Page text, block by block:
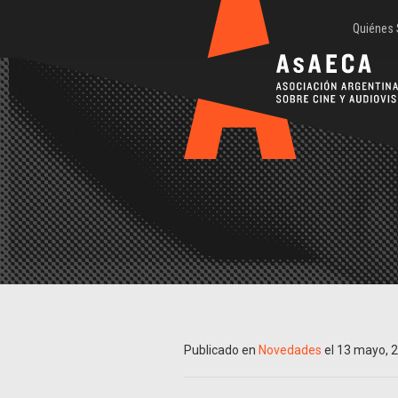
Quiénes
Publicado en Novedades el 13 mayo,